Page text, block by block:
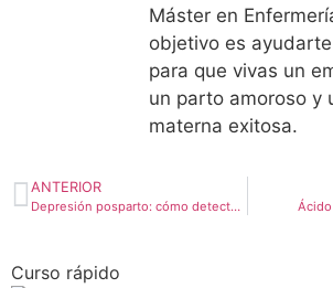
Máster en
objetivo es
para que vivas un
un parto amoroso y
materna exitosa.
ANTERIOR
Depresión posparto: cómo detectarla
Curso rápido